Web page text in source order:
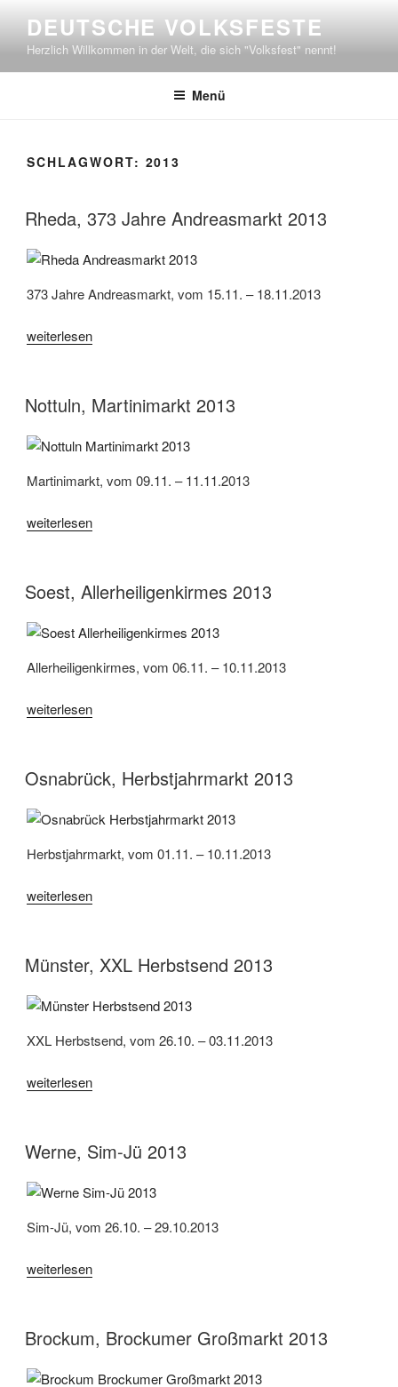
springen
DEUTSCHE VOLKSFESTE
Herzlich Willkommen in der Welt, die sich "Volksfest" nennt!
Menü
SCHLAGWORT: 2013
Rheda, 373 Jahre Andreasmarkt 2013
373 Jahre Andreasmarkt, vom 15.11. – 18.11.2013
„Rheda,
Andreasmarkt
weiterlesen
Nottuln, Martinimarkt 2013
Martinimarkt, vom 09.11. – 11.11.2013
„Nottuln,
weiterlesen
Soest, Allerheiligenkirmes 2013
Allerheiligenkirmes, vom 06.11. – 10.11.2013
„Soest,
weiterlesen
Osnabrück, Herbstjahrmarkt 2013
Herbstjahrmarkt, vom 01.11. – 10.11.2013
„Osnabrück,
weiterlesen
Münster, XXL Herbstsend 2013
XXL Herbstsend, vom 26.10. – 03.11.2013
„Münster,
2013“
weiterlesen
Werne, Sim-Jü 2013
Sim-Jü, vom 26.10. – 29.10.2013
„Werne,
2013“
weiterlesen
Brockum, Brockumer Großmarkt 2013